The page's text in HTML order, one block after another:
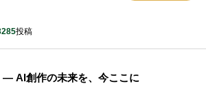
投稿
— AI創作の未来を、今ここに